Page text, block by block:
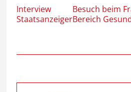
Interview
Staatsanzeiger
Besuch beim
Bereich